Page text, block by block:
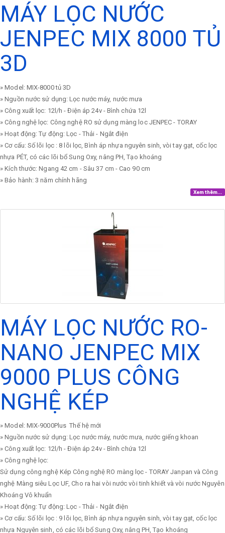
MÁY LỌC NƯỚC
JENPEC MIX 8000 TỦ
3D
» Model: MIX-8000 tủ 3D
» Nguồn nước sử dụng: Lọc nước máy, nước mưa
» Công xuất lọc: 12l/h - Điện áp 24v - Bình chứa 12l
» Công nghệ lọc: Công nghệ RO sử dụng màng loc JENPEC - TORAY
» Hoạt động: Tự động: Lọc - Thải - Ngắt điện
» Cơ cấu: Số lõi lọc : 8 lõi lọc, Bình áp nhựa nguyên sinh, vòi tay gạt, cốc lọc
nhựa PÉT, có các lõi bổ Sung Oxy, nâng PH, Tạo khoáng
» Kích thước: Ngang 42 cm - Sâu 37 cm - Cao 90 cm
» Bảo hành: 3 năm chính hãng
Xem thêm...
MÁY LỌC NƯỚC RO-
NANO JENPEC MIX
9000 PLUS CÔNG
NGHỆ KÉP
» Model: MIX-9000Plus Thế hệ mới
» Nguồn nước sử dụng: Lọc nước máy, nước mưa, nước giếng khoan
» Công xuất lọc: 12l/h - Điện áp 24v - Bình chứa 12l
» Công nghệ lọc:
Sử dụng công nghệ Kép Công nghệ RO màng lọc - TORAY Janpan và Công
nghệ Màng siêu Lọc UF, Cho ra hai vòi nước vòi tinh khiết và vòi nước Nguyên
Khoáng Vô khuẩn
» Hoạt động: Tự động: Lọc - Thải - Ngắt điện
» Cơ cấu: Số lõi lọc : 9 lõi lọc, Bình áp nhựa nguyên sinh, vòi tay gạt, cốc lọc
nhựa Nguyên sinh, có các lõi bổ Sung Oxy, nâng PH, Tạo khoáng